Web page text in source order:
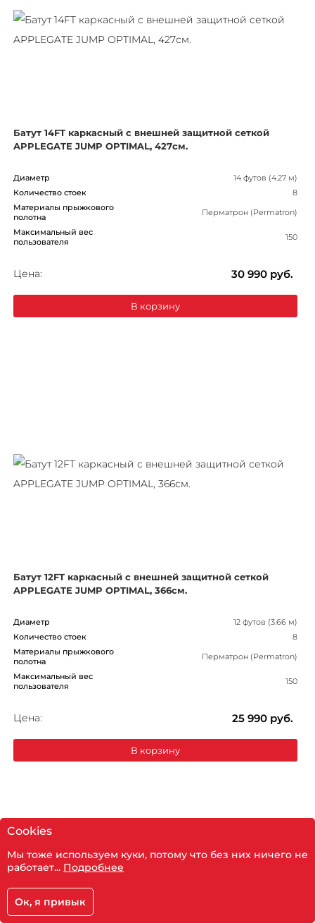
Каталог
Батут 14FT каркасный с внешней защитной сеткой
APPLEGATE JUMP OPTIMAL, 427см.
Диаметр
14 футов (4.27 м)
Количество стоек
8
Материалы прыжкового
полотна
Перматрон (Permatron)
Максимальный вес
пользователя
150
Цена: 30 990 руб.
В корзину
Батут 12FT каркасный с внешней защитной сеткой
APPLEGATE JUMP OPTIMAL, 366см.
Диаметр
12 футов (3.66 м)
Количество стоек
8
Материалы прыжкового
полотна
Перматрон (Permatron)
Максимальный вес
пользователя
150
Цена: 25 990 руб.
В корзину
Cookies
Мы тоже используем куки, потому что без них ничего не
работает... Подробнее
Ок, я привык